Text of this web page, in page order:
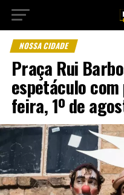
NOSSA CIDADE
Praça Rui
espetáculo
feira, 1º de